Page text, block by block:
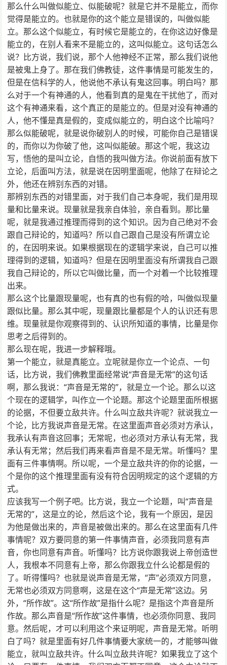
那么什么叫做似能立、似能破呢？就是它并不是能立，而你
觉得是能立的。也就是你的这个能立是错误的，叫做似能
立。那么这个似能立，有时候它是能立的，在你这边好像是
能立的，在别人看来不是能立的，这叫似能立。这句话怎么
说？比方说，我们说，那个人他神经不正常，那么我们说他
是被鬼上身了。那在我们佛教徒，这件事情是可能发生的，
但是在信科学的人，他说他不承认有鬼这回事。明白吗？那
么对于一个有神通的人，他看到真的是鬼在干扰他了，而对
这个有神通来看，这个真正的是能立的。但是对没有神通的
人，他不懂是真是假的，变成似能立的，明白这个比喻吗？
那么似能破呢，就是说你破别人的时候，可能你自己是错误
的，而你以为你破了他，这叫似能破。那这个呢，我这边
写，悟他的是叫立论，自悟的我叫做方法。你说前面有放下
立论，后面叫方法，就是说在因明里面呢，他除了在辩论之
外，他还在辨别东西的对错。
那辨别东西的对错里面，对于我们自己本身呢，我们是用现
量和比量来说。现量就是我亲自体验，亲自看到。那比量
呢，就是我通过推理而得到的这个知识。因为自己绝对不会
跟自己辩论的，知道吗？所以自己跟自己是没有所谓立论
的，在因明来说。如果根据现在的逻辑学来说，自己可以推
理得到的逻辑，知道吗？但是在因明里面没有所谓我自己跟
我自己辩论的，所以它叫做比量，而一个对着一个比较推理
出来。
那么这个比量跟现量呢，也有真的也有假的哈，叫做似现量
跟似比量。那么其中呢，现量跟比量都是个人的认识还有思
维。现量就是你观察得到的、认识所知道的事情，比量是你
思考之后得到的。
那么现在呢，我进一步解释哦。
第一个能立，就是真能立。立呢就是你立一个论点、一句
话，比方说，我们佛教里面经常说“声音是无常”的这句话
啊，那么我说：“声音是无常的”，就是立一个论。那么以这
个现在的逻辑学，叫作立一个论题。那这个论题里面所根据
的论据，不但要立敌共许。什么叫立敌共许呢？就说我立一
个论，比方我说声音是无常。在这里面声音必须对方承认，
我承认有声音这回事；无常呢，也必须对方承认有无常，我
承认有无常；然后我们再来看声音是不是无常。听懂吗？里
面有三件事情啊。所以呢，一个是立敌共许的你的论据，一
个是你的这个推理里面有没有符合因明规定的这个逻辑的方
式。
应该我写一个例子吧。比方说，我立一个论题，叫“声音是
无常的”，这是立的论，然后这个论，我有一个原因，是因
为他是做出来的，声音是被做出来的。那么在这里面有几件
事情呢？双方要同意的第一件事情声音，必须我同意有声
音，你也同意有声音。听懂吗？比方说你跟我说上帝创造世
人，我根本不同意有上帝，那么你跟我立什么论都是假的
了。听得懂吗？也就是说声音是无常，“声”必须双方同意，
无常也必须双方同意啊，这是在这个“声是无常”这边。另
外，“所作故”。这“所作故”是指什么呢？是指这个声音是所
作故。那么声音是“所作故”这件事情，也必须你同意、我同
意。然后呢，才可以利用这个来证明呢，声音是无常。听明
白了吗？就是里面有好几件事情要大家统一的，才能够叫做
能立，就叫立敌共许。什么叫立敌共许呢？如果我立了这个